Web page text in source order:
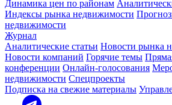
Динамика цен по районам
Индексы рынка недвижимости
недвижимости
Журнал
Аналитические статьи Новости рынка
Новости компаний Горячие темы
конференции Онлайн-голосования
недвижимости Спецпроекты
Подписка на свежие материалы